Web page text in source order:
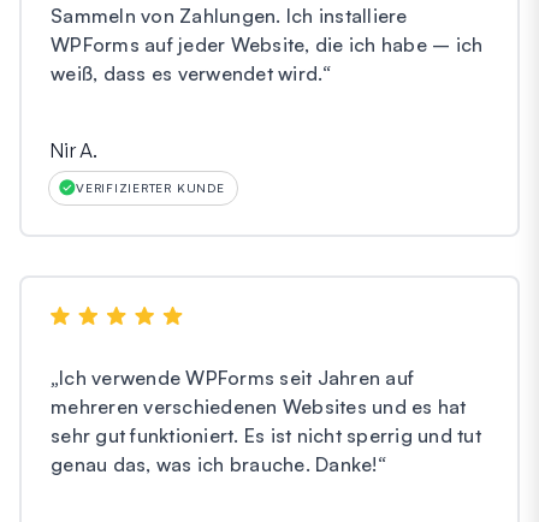
Sammeln von Zahlungen. Ich installiere
WPForms auf jeder Website, die ich habe – ich
weiß, dass es verwendet wird.“
Nir A.
VERIFIZIERTER KUNDE
„Ich verwende WPForms seit Jahren auf
mehreren verschiedenen Websites und es hat
sehr gut funktioniert. Es ist nicht sperrig und tut
genau das, was ich brauche. Danke!“